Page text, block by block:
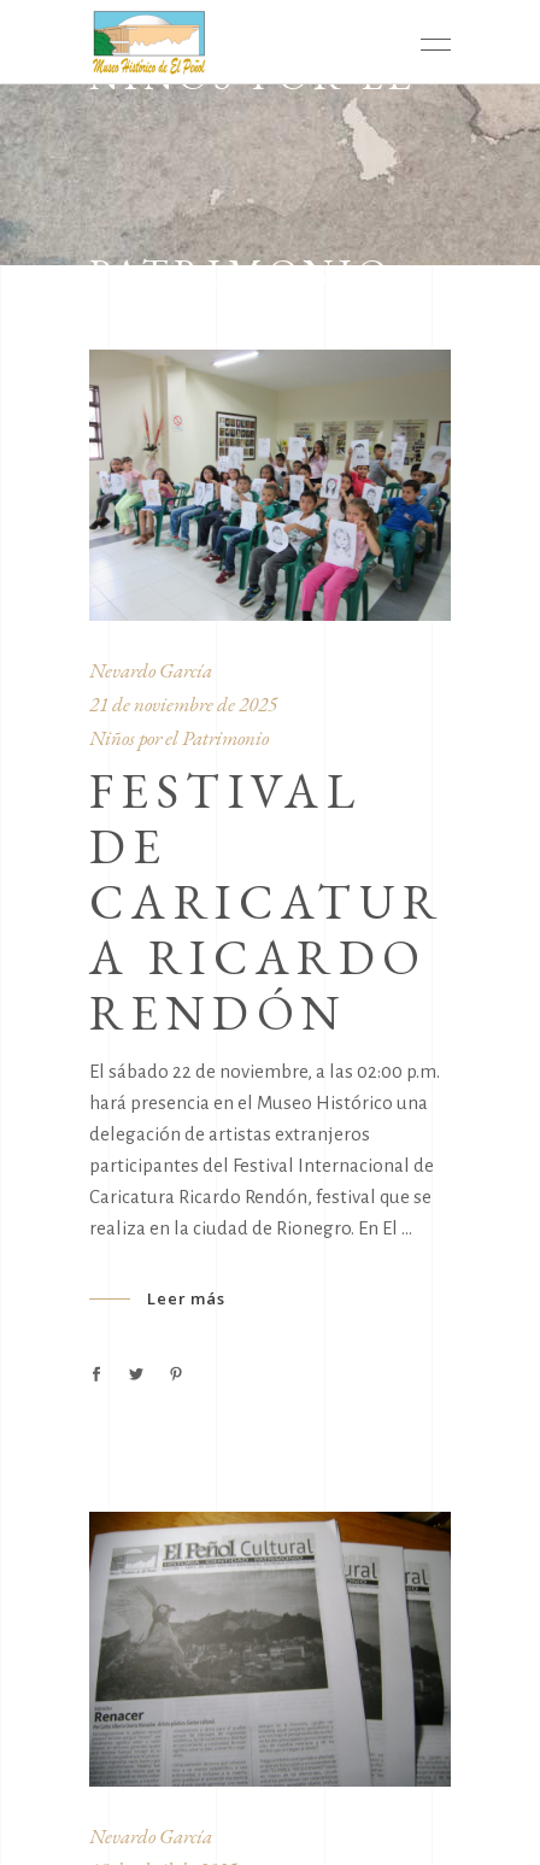
NIÑOS POR EL
PATRIMONIO
Nevardo García
21 de noviembre de 2025
Niños por el Patrimonio
FESTIVAL
DE
CARICATUR
A RICARDO
RENDÓN
El sábado 22 de noviembre, a las 02:00 p.m.
hará presencia en el Museo Histórico una
delegación de artistas extranjeros
participantes del Festival Internacional de
Caricatura Ricardo Rendón, festival que se
realiza en la ciudad de Rionegro. En El
Leer más
Nevardo García